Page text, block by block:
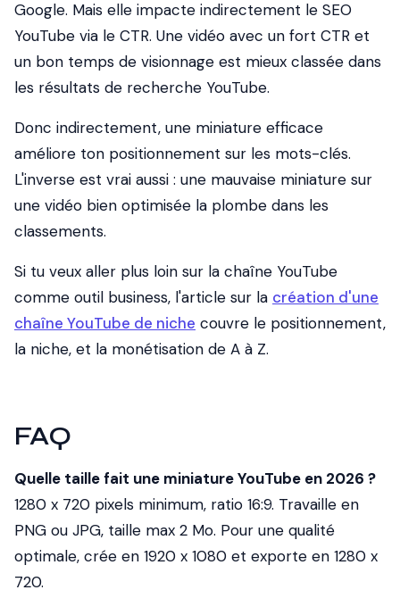
Google. Mais elle impacte indirectement le SEO
YouTube via le CTR. Une vidéo avec un fort CTR et
un bon temps de visionnage est mieux classée dans
les résultats de recherche YouTube.
Donc indirectement, une miniature efficace
améliore ton positionnement sur les mots-clés.
L'inverse est vrai aussi : une mauvaise miniature sur
une vidéo bien optimisée la plombe dans les
classements.
Si tu veux aller plus loin sur la chaîne YouTube
comme outil business, l'article sur la création d'une
chaîne YouTube de niche couvre le positionnement,
la niche, et la monétisation de A à Z.
FAQ
Quelle taille fait une miniature YouTube en 2026 ?
1280 x 720 pixels minimum, ratio 16:9. Travaille en
PNG ou JPG, taille max 2 Mo. Pour une qualité
optimale, crée en 1920 x 1080 et exporte en 1280 x
720.